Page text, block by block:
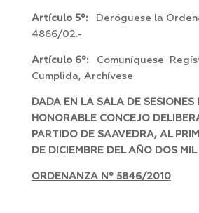
Artículo 5º:Deróguese la
4866/02.-
Artículo 6º:Comuníquese
Cumplida, Archívese
DADA EN LA SALA DE SESIONES
HONORABLE CONCEJO
PARTIDO DE SAAVEDRA, AL
DE DICIEMBRE DEL AÑO DOS MIL
ORDENANZA Nº 5846/2010